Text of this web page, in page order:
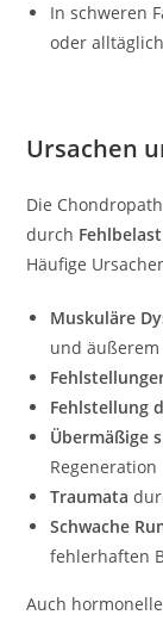
In schweren
oder
Ursachen
Die
durch
Häufige
Muskuläre
und
Fehlstellung
Übermäßige
Regeneration
Traumata
Schwache
fehlerhaften
Auch